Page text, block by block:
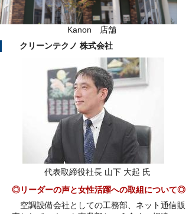
Kanon 店舗
クリーンテクノ 株式会社
代表取締役社長 山下 大起 氏
◎リーダーの声と女性活躍への取組について◎
空調設備会社としての工務部、ネット通信販